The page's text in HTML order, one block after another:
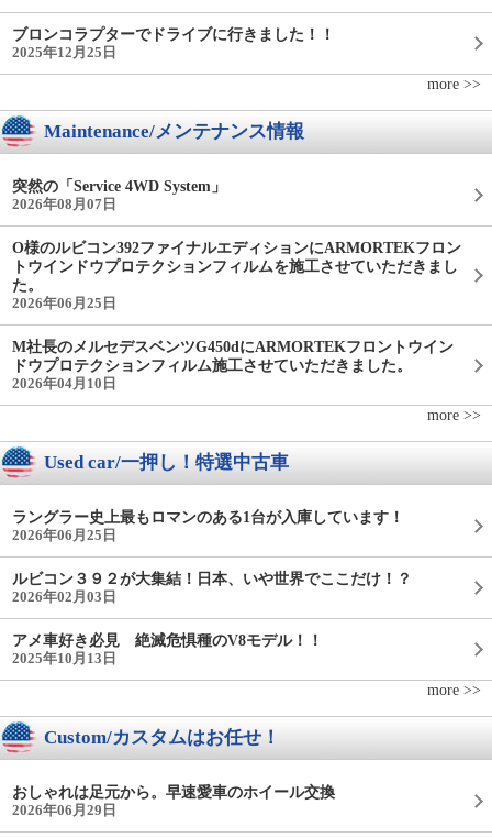
ブロンコラプターでドライブに行きました！！
2025年12月25日
more >>
Maintenance/メンテナンス情報
突然の「Service 4WD System」
2026年08月07日
O様のルビコン392ファイナルエディションにARMORTEKフロン
トウインドウプロテクションフィルムを施工させていただきまし
た。
2026年06月25日
M社長のメルセデスベンツG450dにARMORTEKフロントウイン
ドウプロテクションフィルム施工させていただきました。
2026年04月10日
more >>
Used car/一押し！特選中古車
ラングラー史上最もロマンのある1台が入庫しています！
2026年06月25日
ルビコン３９２が大集結！日本、いや世界でここだけ！？
2026年02月03日
アメ車好き必見 絶滅危惧種のV8モデル！！
2025年10月13日
more >>
Custom/カスタムはお任せ！
おしゃれは足元から。早速愛車のホイール交換
2026年06月29日